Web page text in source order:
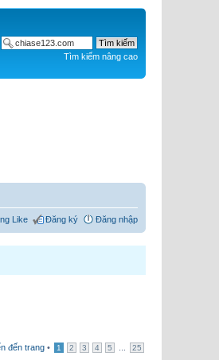
Tìm kiếm nâng cao
Like Đăng ký Đăng nhập
đến trang • 1 2 3 4 5 25